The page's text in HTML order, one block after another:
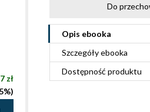
Do
Opis ebooka
Szczegółyebooka
Dostępność produktu
zł